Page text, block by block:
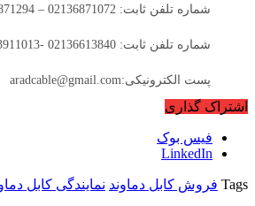
شماره تلفن ثابت: 02136871072 – 02136871294
شماره تلفن ثابت: 02136613840 -02133911013
پست الکترونیکی:aradcable@gmail.com
اشتراک گذاری
فیس بوک
LinkedIn
Tags فروش کابل دماوند نمایندگی کابل